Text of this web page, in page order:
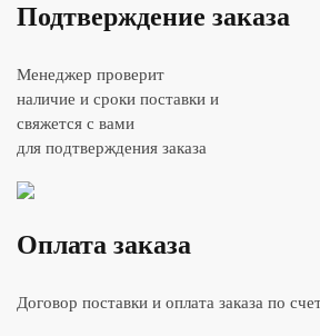
Подтверждение заказа
Менеджер проверит
наличие и сроки поставки и
свяжется с вами
для подтверждения заказа
Оплата заказа
Договор поставки и оплата заказа по